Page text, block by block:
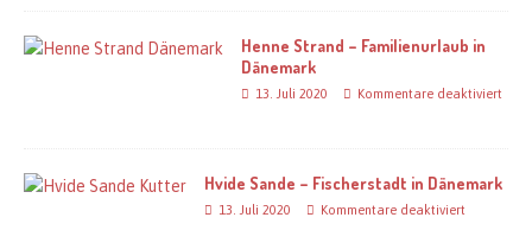
Henne Strand – Familienurlaub in
Dänemark
13. Juli 2020 Kommentare deaktiviert
Hvide Sande – Fischerstadt in Dänemark
13. Juli 2020 Kommentare deaktiviert